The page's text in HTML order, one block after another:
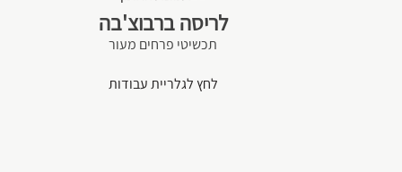
לריסה ברבוצ'בה
תכשיטי פרחים מעור
לחץ לגלריית עבודות